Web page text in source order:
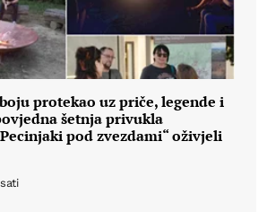
protekao uz priče, legende i
šetnja privukla
pod zvezdami“ oživjeli